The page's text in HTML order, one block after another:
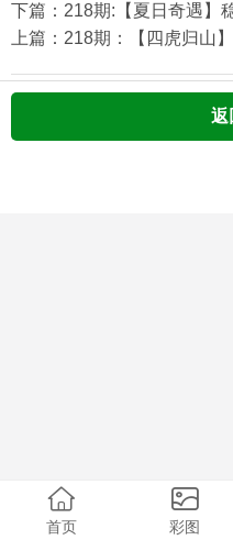
下篇：218期:【夏日奇遇】
上篇：218期：【四虎归山
返
首页 彩图